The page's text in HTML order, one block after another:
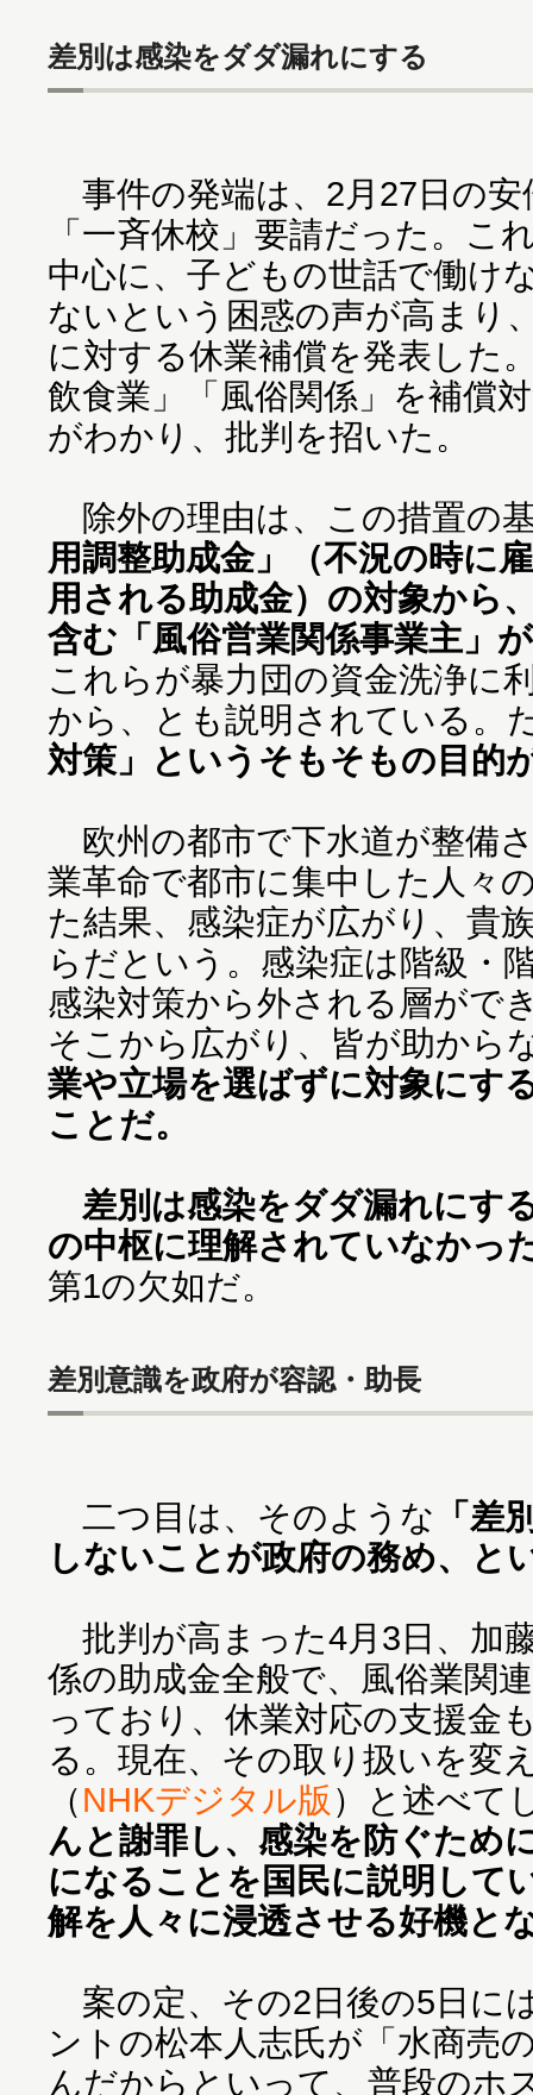
差別は感染をダダ漏れにする
事件の発端は、2月27日の安
「一斉休校」要請だった。こ
中心に、子どもの世話で働け
ないという困惑の声が高まり
に対する休業補償を発表した
飲食業」「風俗関係」を補償
がわかり、批判を招いた。
除外の理由は、この措置の
用調整助成金」（不況の時に
用される助成金）の対象から
含む「風俗営業関係事業主」
これらが暴力団の資金洗浄に
から、とも説明されている。
対策」というそもそもの目的
欧州の都市で下水道が整備
業革命で都市に集中した人々
た結果、感染症が広がり、貴
らだという。感染症は階級・
感染対策から外される層がで
そこから広がり、皆が助から
業や立場を選ばずに対象にす
ことだ。
差別は感染をダダ漏れにす
の中枢に理解されていなかっ
第1の欠如だ。
差別意識を政府が容認・助長
二つ目は、そのような 「差
しないことが政府の務め、と
批判が高まった4月3日、加
係の助成金全般で、風俗業関
っており、休業対応の支援金
る。現在、その取り扱いを変
（NHKデジタル版 ）と述べて
んと謝罪し、感染を防ぐため
になることを国民に説明して
解を人々に浸透させる好機と
案の定、その2日後の5日に
ントの松本人志氏が「水商売
んだからといって、普段のホ